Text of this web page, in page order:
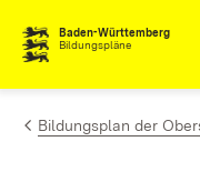
Zum Inhalt
Baden-Württemberg
Bildungspläne
Bildungsplan der